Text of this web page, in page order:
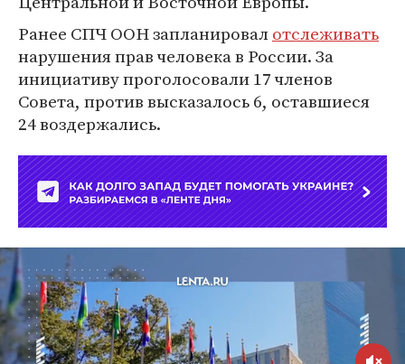
Ранее СПЧ ООН запланировалотслеживать
нарушения прав человека в России. За
инициативу проголосовали 17 членов
Совета, против высказалось 6, оставшиеся
24 воздержались.